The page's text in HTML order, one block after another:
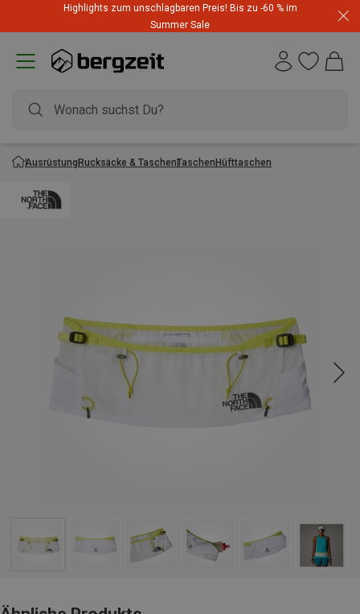
Highlights zum unschlagbaren Preis! Bis zu -60 % im
Summer Sale
AusrüstungRucksäcke & TaschenTaschenHüfttaschen